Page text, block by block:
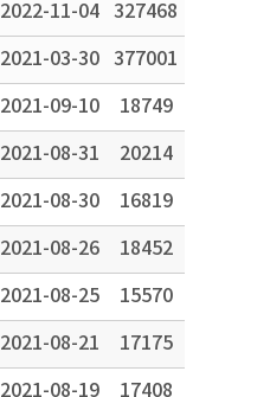
2022-11-04 327468
2021-03-30 377001
2021-09-10 18749
2021-08-31 20214
2021-08-30 16819
2021-08-26 18452
2021-08-25 15570
2021-08-21 17175
2021-08-19 17408